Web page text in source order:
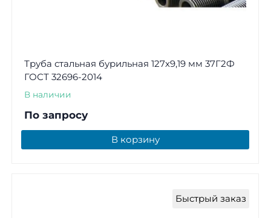
Труба стальная бурильная 127х9,19 мм 37Г2Ф
ГОСТ 32696-2014
В наличии
По запросу
В корзину
Быстрый заказ